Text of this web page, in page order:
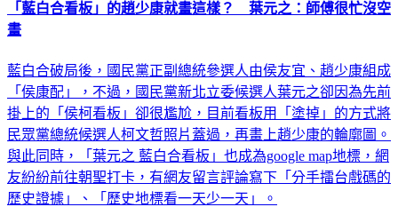
「藍白合看板」的趙少康就畫這樣？ 葉元之：師傅很忙沒空
畫
藍白合破局後，國民黨正副總統參選人由侯友宜、趙少康組成
「侯康配」，不過，國民黨新北立委候選人葉元之卻因為先前
掛上的「侯柯看板」卻很尷尬，目前看板用「塗掉」的方式將
民眾黨總統候選人柯文哲照片蓋過，再畫上趙少康的輪廓圖。
與此同時，「葉元之 藍白合看板」也成為google map地標，網
友紛紛前往朝聖打卡，有網友留言評論寫下「分手擂台戲碼的
歷史證據」、「歷史地標看一天少一天」。